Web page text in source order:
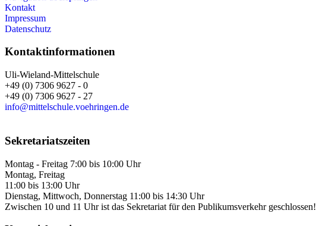
Kontakt
Impressum
Datenschutz
Kontaktinformationen
Uli-Wieland-Mittelschule
+49 (0) 7306 9627 - 0
+49 (0) 7306 9627 - 27
info@mittelschule.voehringen.de
Sekretariatszeiten
Montag - Freitag 7:00 bis 10:00 Uhr
Montag, Freitag
11:00 bis 13:00 Uhr
Dienstag, Mittwoch, Donnerstag 11:00 bis 14:30 Uhr
Zwischen 10 und 11 Uhr ist das Sekretariat für den Publikumsverkehr geschlossen!